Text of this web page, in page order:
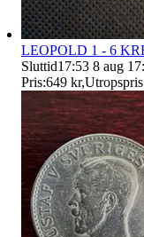
LEOPOLD 1 - 6
Sluttid17:53 8 aug
Pris:649 kr,Utropspris